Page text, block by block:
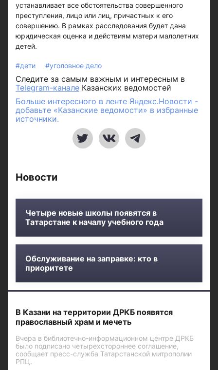
устанавливает все обстоятельства совершенного
преступления, лицо или лиц, причастных к его
совершению. В рамках расследования будет дана
юридическая оценка и действиям матери малолетних
детей.
#дети #уголовное дело
Следите за самым важным и интересным в
Telegram-канале Казанских ведомостей
Больше интересного в ленте Яндекс.Новости -
добавьте «Казанские ведомости» в избранные
источники.
Новости
Четыре новые школы появятся в
Татарстане к началу учебного года
Обслуживание на заправке: кто в
приоритете
В Казани на территории ДРКБ появятся
православный храм и мечеть
Вчера в библиотечно-информационном центре ДРКБ
было подписано четырехстороннее соглашение,
сообщает пресс-служба Татарстанской митрополии
РПЦ.